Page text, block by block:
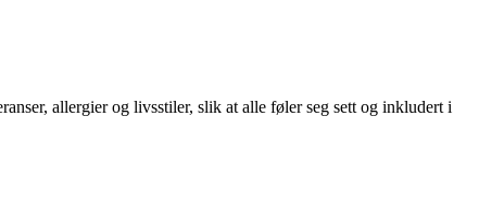
allergier og livsstiler, slik at alle føler seg sett og inkludert i